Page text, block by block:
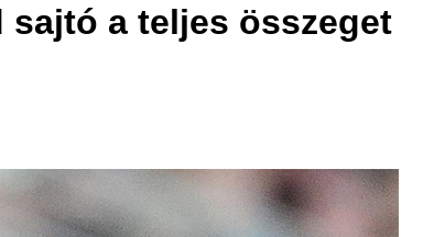
a teljes összeget